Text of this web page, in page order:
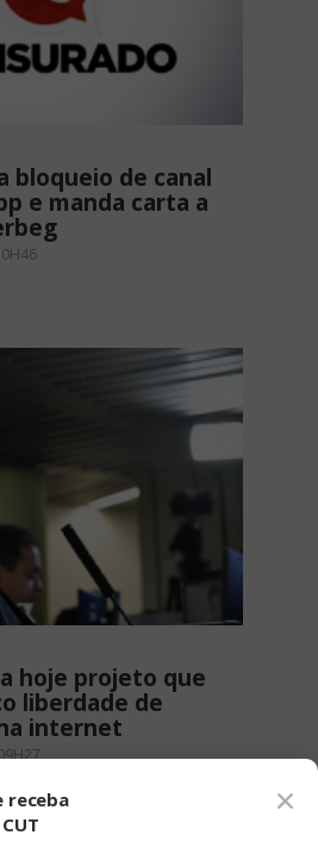
bloqueio de canal
e manda carta a
hoje projeto que
liberdade de
internet
receba